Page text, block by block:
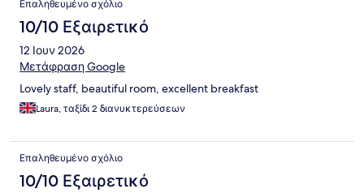
Επαληθευμένο σχόλιο
10/10 Εξαιρετικό
12 Ιουν 2026
Μετάφραση Google
Lovely staff, beautiful room, excellent breakfast
Laura, ταξίδι 2 διανυκτερεύσεων
Επαληθευμένο σχόλιο
10/10 Εξαιρετικό